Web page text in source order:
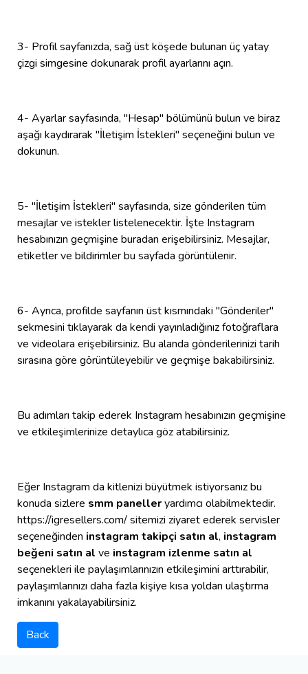
3- Profil sayfanızda, sağ üst köşede bulunan üç yatay
çizgi simgesine dokunarak profil ayarlarını açın.
4- Ayarlar sayfasında, "Hesap" bölümünü bulun ve biraz
aşağı kaydırarak "İletişim İstekleri" seçeneğini bulun ve
dokunun.
5- "İletişim İstekleri" sayfasında, size gönderilen tüm
mesajlar ve istekler listelenecektir. İşte Instagram
hesabınızın geçmişine buradan erişebilirsiniz. Mesajlar,
etiketler ve bildirimler bu sayfada görüntülenir.
6- Ayrıca, profilde sayfanın üst kısmındaki "Gönderiler"
sekmesini tıklayarak da kendi yayınladığınız fotoğraflara
ve videolara erişebilirsiniz. Bu alanda gönderilerinizi tarih
sırasına göre görüntüleyebilir ve geçmişe bakabilirsiniz.
Bu adımları takip ederek Instagram hesabınızın geçmişine
ve etkileşimlerinize detaylıca göz atabilirsiniz.
Eğer Instagram da kitlenizi büyütmek istiyorsanız bu
konuda sizlere smm panelleryardımcı olabilmektedir.
https://igresellers.com/ sitemizi ziyaret ederek servisler
seçeneğinden instagram takipçi satın al, instagram
beğeni satın al ve instagram izlenme satın al
seçenekleri ile paylaşımlarınızın etkileşimini arttırabilir,
paylaşımlarınızı daha fazla kişiye kısa yoldan ulaştırma
imkanını yakalayabilirsiniz.
Back